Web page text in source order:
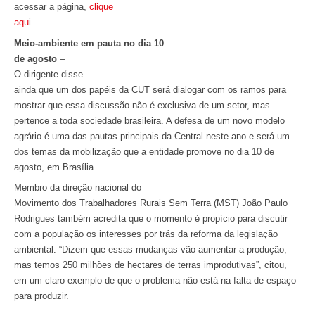
acessar a página, clique
aqui.
Meio-ambiente em pauta no dia 10
de agosto –
O dirigente disse
ainda que um dos papéis da CUT será dialogar com os ramos para
mostrar que essa discussão não é exclusiva de um setor, mas
pertence a toda sociedade brasileira. A defesa de um novo modelo
agrário é uma das pautas principais da Central neste ano e será um
dos temas da mobilização que a entidade promove no dia 10 de
agosto, em Brasília.
Membro da direção nacional do
Movimento dos Trabalhadores Rurais Sem Terra (MST) João Paulo
Rodrigues também acredita que o momento é propício para discutir
com a população os interesses por trás da reforma da legislação
ambiental. “Dizem que essas mudanças vão aumentar a produção,
mas temos 250 milhões de hectares de terras improdutivas”, citou,
em um claro exemplo de que o problema não está na falta de espaço
para produzir.